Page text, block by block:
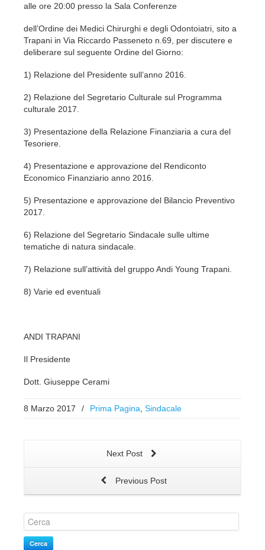
alle ore 20:00 presso la Sala Conferenze
dell’Ordine dei Medici Chirurghi e degli Odontoiatri, sito a
Trapani in Via Riccardo Passeneto n.69, per discutere e
deliberare sul seguente Ordine del Giorno:
1) Relazione del Presidente sull’anno 2016.
2) Relazione del Segretario Culturale sul Programma
culturale 2017.
3) Presentazione della Relazione Finanziaria a cura del
Tesoriere.
4) Presentazione e approvazione del Rendiconto
Economico Finanziario anno 2016.
5) Presentazione e approvazione del Bilancio Preventivo
2017.
6) Relazione del Segretario Sindacale sulle ultime
tematiche di natura sindacale.
7) Relazione sull’attività del gruppo Andi Young Trapani.
8) Varie ed eventuali
ANDI TRAPANI
Il Presidente
Dott. Giuseppe Cerami
8 Marzo 2017 / Prima Pagina Sindacale
Next Post
Previous Post
Cerca